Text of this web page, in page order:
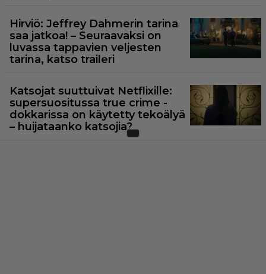
Hirviö: Jeffrey Dahmerin tarina
saa jatkoa! – Seuraavaksi on
luvassa tappavien veljesten
tarina, katso traileri
Katsojat suuttuivat Netflixille:
supersuositussa true crime -
dokkarissa on käytetty tekoälyä
– huijataanko katsojia?